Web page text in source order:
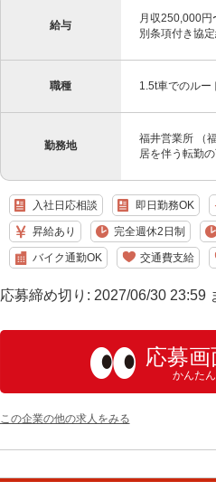
給与
月収250,000
別条項付き協
職種 1.5t車でのルー
勤務地
福井営業所 （
居を伴う転勤
入社日応相談 即日勤務OK
昇給あり 完全週休2日制
バイク通勤OK 交通費支給
応募締め切り: 2027/06/30 23:59
応募
かんた
この企業の他の求人をみる